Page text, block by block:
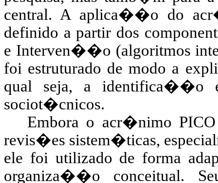
central. A aplica��o do
definido a partir dos
e Interven��o (algoritmos
foi estruturado de modo a
qual seja, a identifica��o
sociot�cnicos.
Embora o acr�nimo PICO
revis�es sistem�ticas,
ele foi utilizado de forma
organiza��o conceitual.